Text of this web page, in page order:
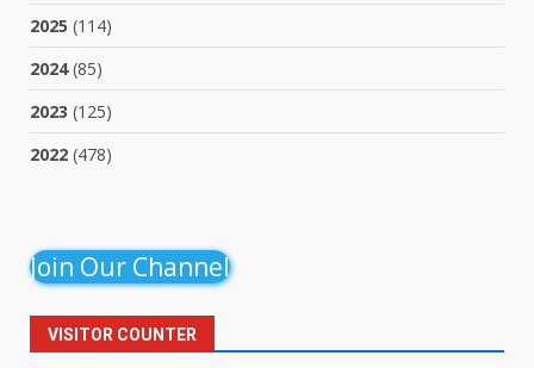
2025 (114)
2024(85)
2023 (125)
2022 (478)
Join Our Channel
VISITOR COUNTER